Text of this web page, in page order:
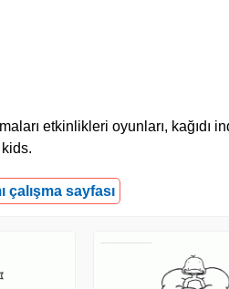
etkinlikleri oyunları, kağıdı
çalışma sayfası